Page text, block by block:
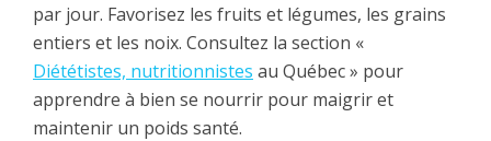
par jour. Favorisez les fruits et légumes, les grains
entiers et les noix. Consultez la section «
Diététistes, nutritionnistes au Québec » pour
apprendre à bien se nourrir pour maigrir et
maintenir un poids santé.